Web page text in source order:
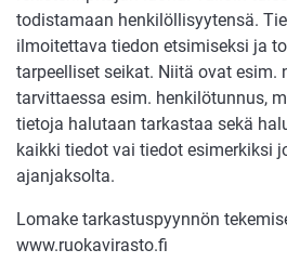
todistamaan henkilöllisyytensä.
ilmoitettava tiedon etsimiseksi ja
tarpeelliset seikat. Niitä ovat esim.
tarvittaessa esim. henkilötunnus,
tietoja halutaan tarkastaa sekä
kaikki tiedot vai tiedot esimerkiksi
ajanjaksolta.
Lomake tarkastuspyynnön
www.ruokavirasto.fi